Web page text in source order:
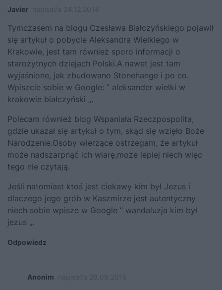
Javier
Tymczasem na blogu Czesława Białczyńskiego pojawił
się artykuł o pobycie Aleksandra Wielkiego w
Krakowie, jest tam również sporo informacji o
starożytnych dziejach Polski.A nawet jest tam
wyjaśnione, jak zbudowano Stonehange i po co.
Wpiszcie sobie w Google: ” aleksander wielki w
krakowie białczyński „.
Polecam również blog Wspaniała Rzeczpospolita,
gdzie ukazał się artykuł o tym, skąd się wzięło Boże
Narodzenie.Osoby wierzące ostrzegam, że artykuł
może nadszarpnąć ich wiarę,może lepiej niech więc
tego nie czytają.
Jeśli natomiast ktoś jest ciekawy kim był Jezus i
dlaczego jego grób w Kaszmirze jest autentyczny
niech sobie wpisze w Google ” wandaluzja kim był
jezus „.
Odpowiedz
Anonim